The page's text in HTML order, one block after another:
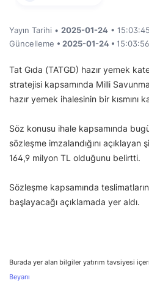
Yayın Tarihi • 2025-01-24 • 15:03:45
Güncelleme • 2025-01-24 • 15:03:56
Tat Gıda (TATGD) hazır yemek
stratejisi kapsamında Milli Savunma
hazır yemek ihalesinin bir kısmını
Söz konusu ihale kapsamında
sözleşme imzalandığını açıklayan
164,9 milyon TL olduğunu belirtti.
Sözleşme kapsamında
başlayacağı açıklamada yer aldı.
Burada yer alan bilgiler yatırım tavsiyesi
Beyanı